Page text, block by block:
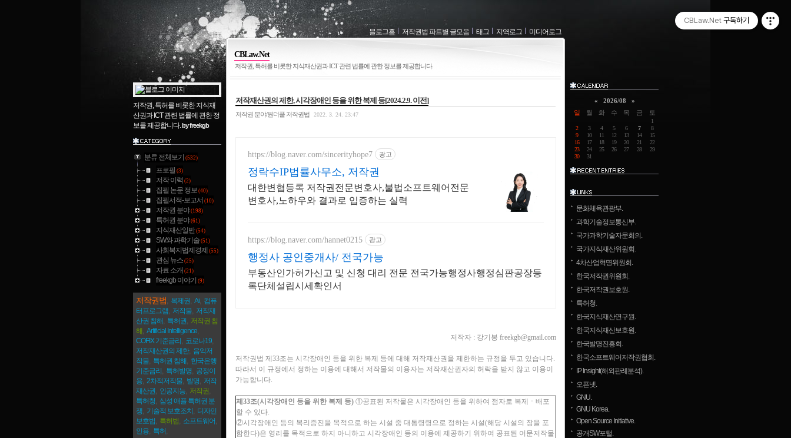
CBLaw.Net
저작권, 특허를 비롯한 지식재산권과 ICT 관련 법률에 관한 정보를 제공합니다.
블로그홈 저작권법 파트별 글모음 태그 지역로그 미디어로그
저작재산권의 제한, 시각장애인 등을 위한 복제 등[2024.2.9. 이전]
저작권 분야/원더풀 저작권법 2022. 3. 24. 23:47
https://blog.naver.com/sincerityhope7 광고
정락수IP법률사무소, 저작권
대한변협등록 저작권전문변호사,불법소프트웨어전문
변호사,노하우와 결과로 입증하는 실력
https://blog.naver.com/hannet0215 광고
행정사 공인중개사/ 전국가능
부동산인가허가신고 및 신청 대리 전문 전국가능행정사행정심판공장등
록단체설립시세확인서
저작자 : 강기봉 freekgb@gmail.com
저작권법 제33조는 시각장애인 등을 위한 복제 등에 대해 저작재산권을 제한하는 규정을 두고 있습니다.
따라서 이 규정에서 정하는 이용에 대해서 저작물의 이용자는 저작재산권자의 허락을 받지 않고 이용이
가능합니다.
제33조(시각장애인 등을 위한 복제 등) ①공표된 저작물은 시각장애인 등을 위하여 점자로 복제ㆍ배포
할 수 있다.
②시각장애인 등의 복리증진을 목적으로 하는 시설 중 대통령령으로 정하는 시설(해당 시설의 장을 포
함한다)은 영리를 목적으로 하지 아니하고 시각장애인 등의 이용에 제공하기 위하여 공표된 어문저작물
저작권, 특허를 비롯한 지식재
산권과 ICT 관련 법률에 관한 정
보를 제공합니다.by freekgb
분류 전체보기 (532)
프로필 (3)
저작 이력 (2)
집필 논문 정보 (40)
집필서적-보고서 (10)
저작권 분야(198)
특허권 분야(61)
지식재산일반(54)
SW와 과학기술 (51)
사회복지법제경제 (55)
관심 뉴스 (25)
자료 소개 (21)
freekgb 이야기 (9)
저작권법, 복제권, Ai, 컴퓨
터프로그램, 저작물, 저작재
산권 침해, 특허권, 저작권 침
해 , Artificial Intelligence,
COFIX 기준금리 , 코로나19,
저작재산권의 제한, 음악저
작물, 특허권 침해, 한국은행
기준금리 , 특허발명, 공정이
용, 2차적저작물, 발명, 저작
재산권, 인공지능, 저작권,
특허청, 삼성 애플 특허권 분
쟁, 기술적 보호조치 , 디자인
보호법, 특허법, 소프트웨어,
인용, 특허 ,
« 2026/08
»
일
월 화 수 목 금 토
1
2
3 4 5 6 7
8
9
10 11 12 13 14
15
16
17 18 19 20 21
22
23
24 25 26 27 28
29
30
31
최근에 올라온 글
링크
문화체육관광부.
과학기술정보통신부.
국가과학기술자문회의.
국가지식재산위원회.
4차산업혁명위원회.
한국저작권위원회.
한국저작권보호원.
특허청.
한국지식재산연구원.
한국지식재산보호원.
한국발명진흥회.
한국소프트웨어저작권협회.
IP Insight(해외판례분석).
오픈넷.
GNU.
GNU Korea.
Open Source Initiative.
공개SW포털.
CBLaw.Net 구독하기